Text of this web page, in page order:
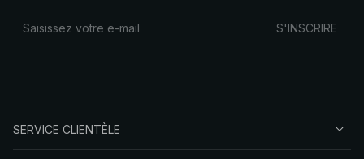
S'INSCRIRE
SERVICE CLIENTÈLE